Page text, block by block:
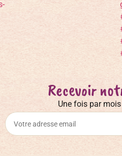
Recevoir
Une fois par